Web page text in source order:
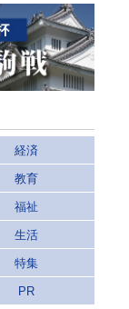
経済
教育
福祉
生活
特集
PR